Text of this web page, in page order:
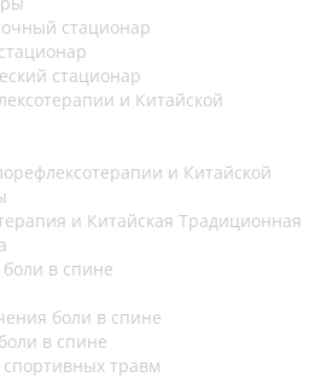
стационар
стационар
и Китайской
и Китайской
и Китайская Традиционная
в спине
боли в спине
в спине
травм